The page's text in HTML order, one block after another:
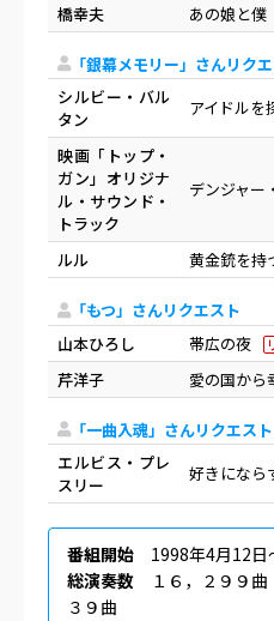
橋幸夫
あの娘と僕
「銀幕メモリー」さんリク
シルビー・バル
タン
アイドルを
映画「トップ・
ガン」オリジナ
ル・サウンド・
トラック
デンジャー
ルル 黄金銃を持
「もつ」さんリクエスト
山本ひろし
帯広の夜
芹洋子 愛の国から
「一曲入魂」さんリクエスト
エルビス・プレ
スリー
好きになら
番組開始 1998年4月12日
総演奏数 １６，２９９曲
３９曲